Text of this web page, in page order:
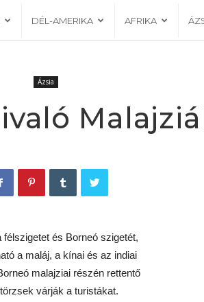
DÉL-AMERIKA AFRIKA
Ázsia
és Borneó szigetét,
a maláj, a kínai és az indiai
malajziai részén rettentő
várják a turistákat.